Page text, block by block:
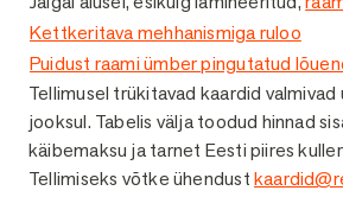
Kettkeritava mehhanismiga ruloo
Puidust raami ümber pingutatud
Tellimusel trükitavad kaardid valmivad
jooksul. Tabelis välja toodud hinnad
käibemaksu ja tarnet Eesti piires
Tellimiseks võtke ühendust